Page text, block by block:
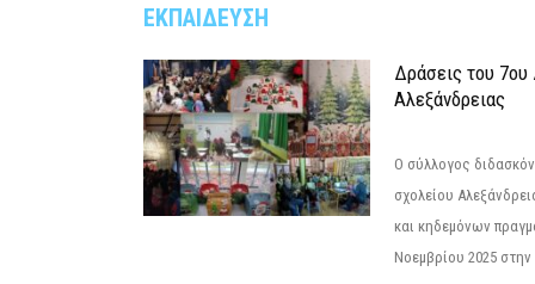
ΕΚΠΑΙΔΕΥΣΗ
Δράσεις του 7ου
Αλεξάνδρειας
Ο σύλλογος
σχολείου
και κηδεμόνων
Νοεμβρίου 2025